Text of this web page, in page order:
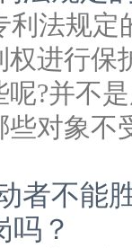
利法规定
权进行保
呢?并不
些对象不
者不能
吗？